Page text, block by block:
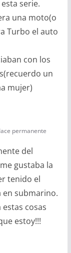
serie.
una moto(o
Turbo el auto
con los
un
mujer)
permanente
del
gustaba la
tenido el
en submarino.
cosas
estoy!!!